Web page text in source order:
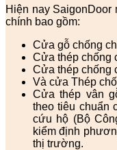
Hiện nay SaigonDoor
chính bao gồm:
Cửa gỗ chống
Cửa thép chống
Cửa thép chống
Và cửa Thép
Cửa thép vân
theo tiêu chuẩn
cứu hộ (Bộ
kiểm định
thị trường.